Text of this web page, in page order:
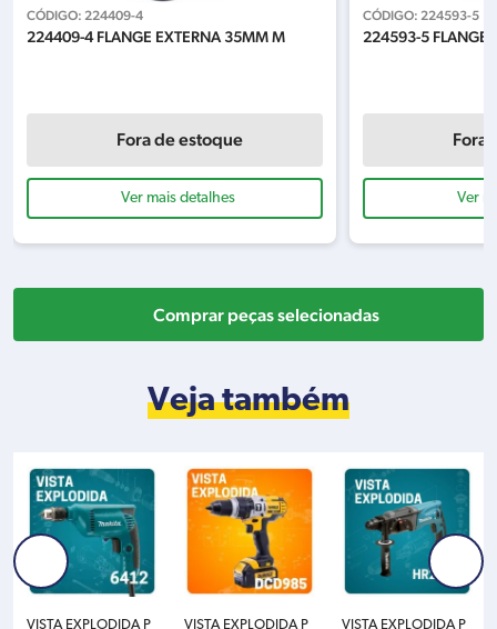
CÓDIGO: 224409-4
224409-4 FLANGE EXTERNA 35MM M
Fora de estoque
Ver mais detalhes
CÓDIGO: 224593-5
224593-5 FLANGE
Fora
Ver
Comprar peças selecionadas
Veja também
VISTA EXPLODIDA P
VISTA EXPLODIDA P
VISTA EXPLODIDA P